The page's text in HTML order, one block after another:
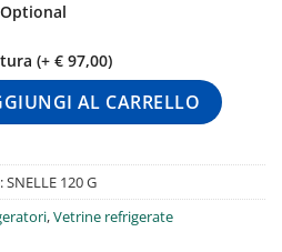
Optional
(+ € 97,00)
+10 °C 120 Lt Con Illuminazione
AL CARRELLO
SNELLE 120 G
,Vetrine refrigerate